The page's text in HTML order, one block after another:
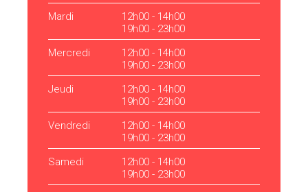
Mardi
12h00 - 14h00
19h00 - 23h00
Mercredi
12h00 - 14h00
19h00 - 23h00
Jeudi
12h00 - 14h00
19h00 - 23h00
Vendredi
12h00 - 14h00
19h00 - 23h00
Samedi
12h00 - 14h00
19h00 - 23h00